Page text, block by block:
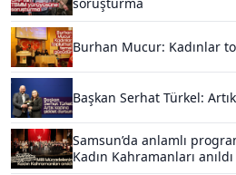
soruşturma
Burhan Mucur: Kadınlar
Başkan Serhat Türkel:
Samsun’da anlamlı
Kadın Kahramanları anıldı